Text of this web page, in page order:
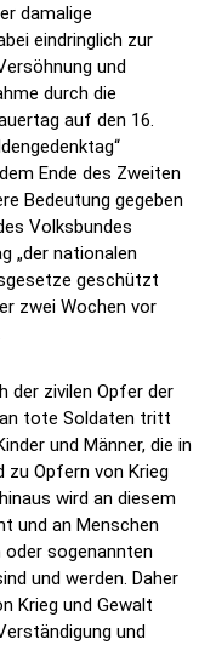
damalige
eindringlich zur
und
durch die
auf den 16.
Ende des Zweiten
Bedeutung gegeben
Volksbundes
„der nationalen
geschützt
zwei Wochen vor
der zivilen Opfer der
an tote Soldaten tritt
und Männer, die in
zu Opfern von Krieg
wird an diesem
und an Menschen
oder sogenannten
und werden. Daher
Krieg und Gewalt
und